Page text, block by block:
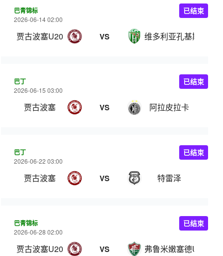
巴青锦标
2026-06-14 02:00
贾古波塞U20 VS 维多利亚孔基斯塔青
已结束
巴丁
2026-06-15 03:00
贾古波塞 VS 阿拉皮拉卡
已结束
巴丁
2026-06-22 03:00
贾古波塞 VS 特雷泽
已结束
巴青锦标
2026-06-28 02:00
贾古波塞U20 VS 弗鲁米嫩塞德U20
已结束